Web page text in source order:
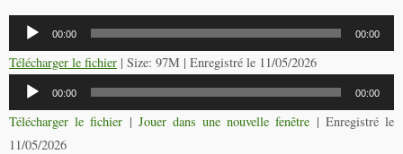
Lecteur
audio
00:00 00:00
Télécharger le fichier | Size: 97M | Enregistré le 11/05/2026
Lecteur
audio
00:00 00:00
Télécharger le fichier | Jouer dans une nouvelle fenêtre | Enregistré le
11/05/2026